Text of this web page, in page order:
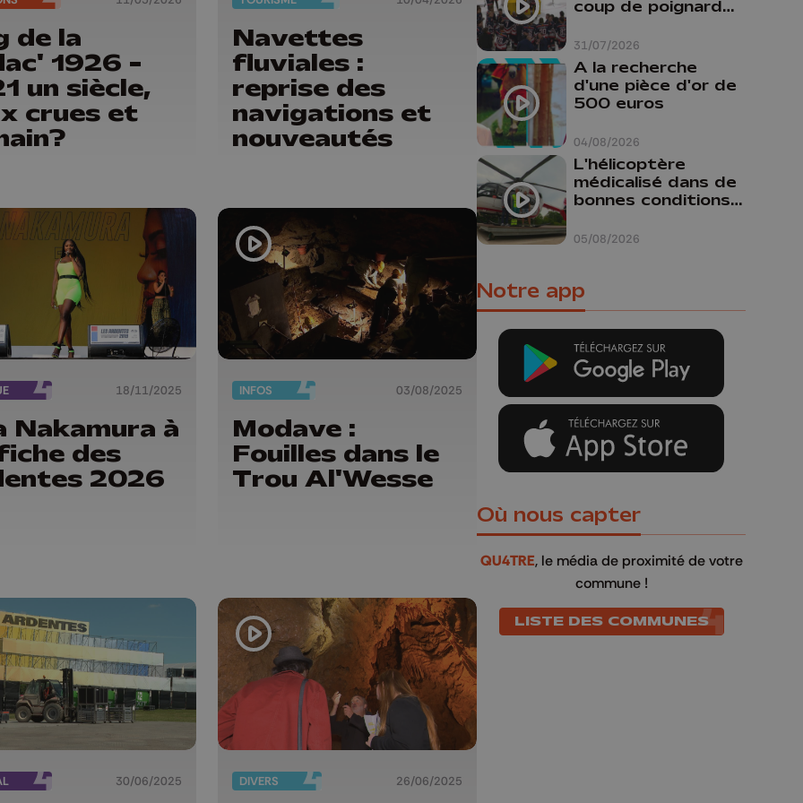
de la
1926 -
un siècle,
crues et
Navettes
fluviales :
reprise des
navigations et
nouveautés
18/11/2025
Nakamura à
des
2026
INFOS 03/08/2025
Modave :
Fouilles dans le
Trou Al'Wesse
30/06/2025 DIVERS 26/06/2025
31/07/2026
coup de poignard
04/08/2026
A la recherche
d'une pièce d'or de
500 euros
05/08/2026
L'hélicoptère
médicalisé dans de
bonnes conditions à
Notre app
Où nous capter
QU4TRE, le média de proximité de votre
commune !
LISTE DES COMMUNES